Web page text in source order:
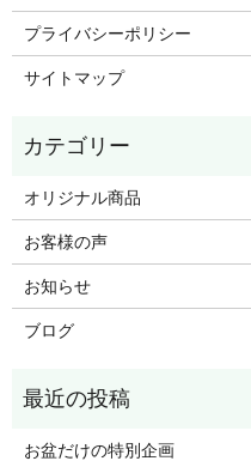
プライバシーポリシー
サイトマップ
オリジナル商品
お客様の声
お知らせ
ブログ
お盆だけの特別企画